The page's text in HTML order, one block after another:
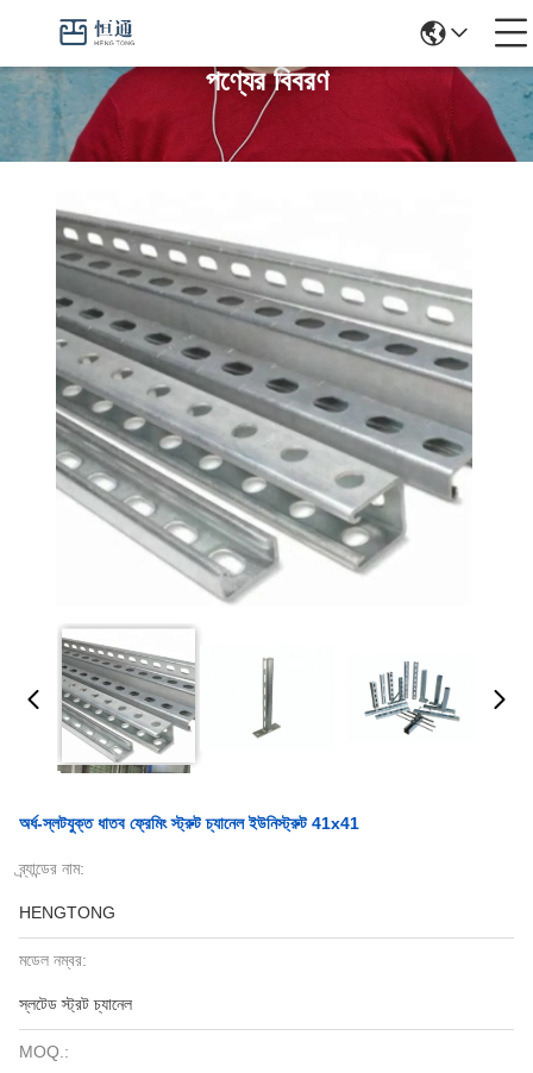
পণ্যের বিবরণ
অর্ধ-স্লটযুক্ত ধাতব ফ্রেমিং স্ট্রুট চ্যানেল ইউনিস্ট্রুট 41x41
ব্র্যান্ডের নাম:
HENGTONG
মডেল নম্বর:
স্লটেড স্ট্রট চ্যানেল
MOQ.: